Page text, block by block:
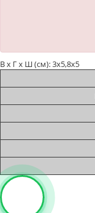
В х Г х Ш (см): 3х5,8х5